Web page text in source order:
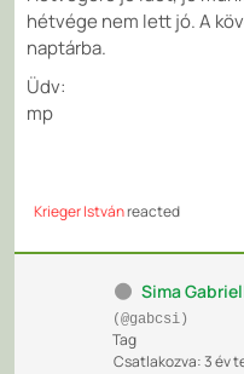
hétvége nem lett jó. A
naptárba.
Üdv:
mp
Krieger Istvánreacted
Sima
(@gabcsi)
Tag
Csatlakozva: 3 év